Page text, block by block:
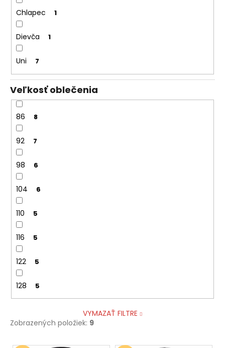
Chlapec 1
Dievča 1
Uni 7
Veľkosť oblečenia
86 8
92 7
98 6
104 6
110 5
116 5
122 5
128 5
VYMAZAŤ FILTRE
Zobrazených položiek: 9